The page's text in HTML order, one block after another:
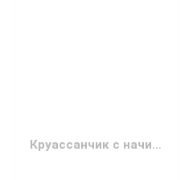
Круассанчик с начинкой Какао-крем Лукас 45 грамм